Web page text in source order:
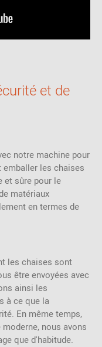
et de
notre machine pour
les chaises
et sûre pour le
matériaux
en termes de
les chaises sont
être envoyées avec
ainsi les
à ce que la
En même temps,
nous avons
que d'habitude.